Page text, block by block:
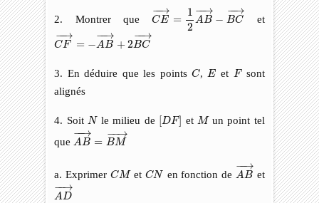
2. Montrer que
−
−→
CE =
1
2
−
−→
AB −
−
−→
BC
→ 12 B C
et
−
−→
CF = −
−
−→
AB +2
−
−→
BC
→ → →
3. En déduire que les pointsC
C, E
E et F
Fsont
alignés
4. Soit N
N le milieu de [DF]
[DF] et M
Mun point tel
que
−
−→
AB =
−−→
BM
B M
a. ExprimerCM
CMet CN
CN en fonction de
−
−→
AB
B
et
−
−→
AD
D →